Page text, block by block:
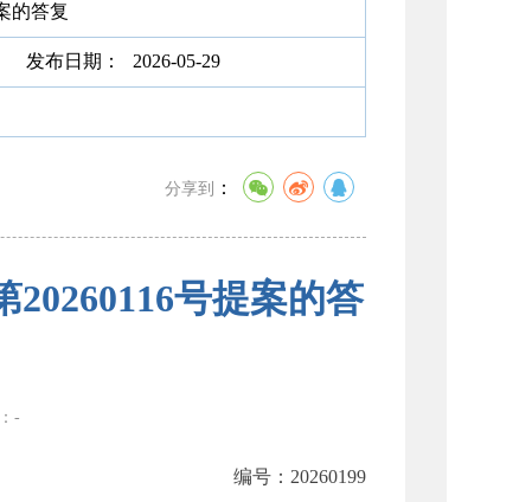
的答复
发布日期： 2026-05-29
分享到 ：
号提案的答
-
编号：20260199